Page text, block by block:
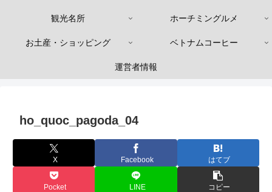
観光名所 ホーチミングルメ
お土産・ショッピング ベトナムコーヒー
運営者情報
ho_quoc_pagoda_04
X Facebook はてブ
Pocket LINE コピー